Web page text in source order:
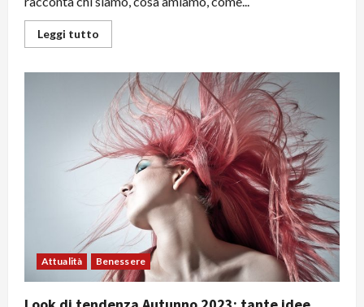
Leggi tutto
di
Cucina
come
Cuore
della
Casa:
Creare
un
Design
Accogliente
Attualità Benessere